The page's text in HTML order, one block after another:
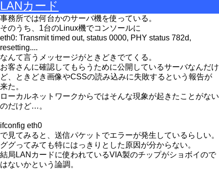
LANカード
事務所では何台かのサーバ機を使っている。
そのうち、1台のLinux機でコンソールに
eth0: Transmit timed out, status 0000, PHY status 782d,
resetting....
なんて言うメッセージがときどきでてくる。
お客さんに確認してもらうために公開しているサーバなんだけ
ど、ときどき画像やCSSの読み込みに失敗するという報告が
来た。
ローカルネットワークからではそんな現象が起きたことがない
のだけど…。
ifconfig eth0
で見てみると、送信パケットでエラーが発生しているらしい。
ググってみても特にはっきりとした原因が分からない。
結局LANカードに使われているVIA製のチップがショボイので
はないかという論調。